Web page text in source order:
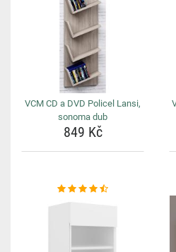
VCM CD a DVD Policel Lansi,
sonoma dub
849 Kč